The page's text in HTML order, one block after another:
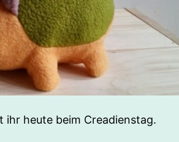
heute beim Creadienstag.